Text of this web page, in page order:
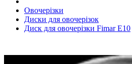
Овочерізки
Диски для овочерізок
Диск для овочерізки Fimar E10